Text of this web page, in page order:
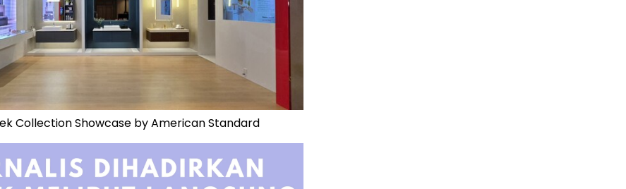
Collection Showcase by American Standard